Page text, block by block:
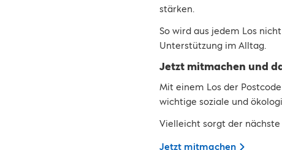
stärken.
So wird aus jedem Los
Unterstützung im Alltag.
Jetzt mitmachen und
Mit einem Los der
wichtige soziale und
Vielleicht sorgt der
Jetzt mitmachen